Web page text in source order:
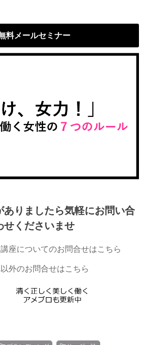
料メールセミナー
ありましたら気軽にお問い合
せくださいませ
座についてのお問合せはこちら
外のお問合せはこちら